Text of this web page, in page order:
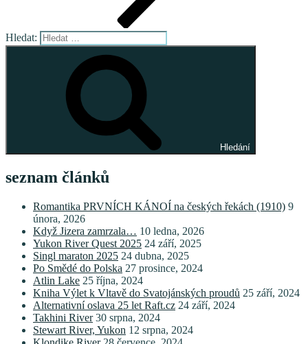
Hledat:
Hledání
seznam článků
Romantika PRVNÍCH KÁNOÍ na českých řekách (1910) 9
února, 2026
Když Jizera zamrzala… 10 ledna, 2026
Yukon River Quest 2025 24 září, 2025
Singl maraton 2025 24 dubna, 2025
Po Smědé do Polska 27 prosince, 2024
Atlin Lake 25 října, 2024
Kniha Výlet k Vltavě do Svatojánských proudů 25 září, 2024
Alternativní oslava 25 let Raft.cz 24 září, 2024
Takhini River 30 srpna, 2024
Stewart River, Yukon 12 srpna, 2024